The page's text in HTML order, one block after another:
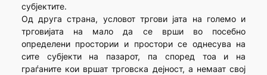
субјектите.
Од друга страна, условот тргови јата на големо и
трговијата на мало да се врши во посебно
определени простории и простори се однесува на
сите субјекти на пазарот, па според тоа и на
граѓаните кои вршат трговска дејност, а немаат свој